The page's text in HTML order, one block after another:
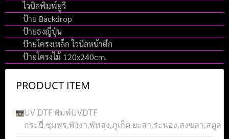
ไวนิลพิมพ์ยูวี
ป้าย Backdrop
ป้ายธงญี่ปุ่น
ป้ายโครงเหล็ก ไวนิลหน้าตึก
ป้ายโครงไม้ 120x240cm.
PRODUCT ITEM
UV DTF พิมพ์UVDTF
กระบี่,ชุมพร,พังงา,พัทลุง,ภูเก็ต,ยะลา,ระนอง,สงขลา,สตูล